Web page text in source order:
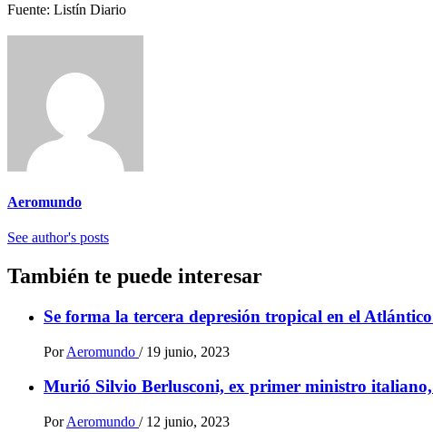
Fuente: Listín Diario
Aeromundo
See author's posts
También te puede interesar
Se forma la tercera depresión tropical en el
Por Aeromundo / 19 junio, 2023
Murió Silvio Berlusconi, ex primer ministro
Por Aeromundo / 12 junio, 2023